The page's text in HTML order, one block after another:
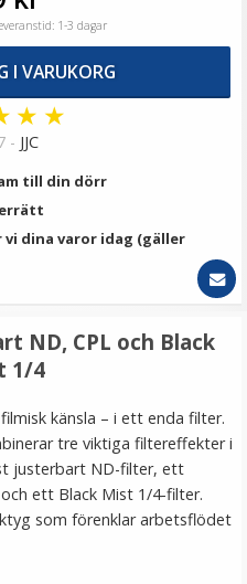
för Olympus ersätter EP-
★★
1-3 dagar
I VARUKORG
★ ★
- JJC
till din dörr
vi dina varor idag (gäller
ND, CPL och Black
1/4
känsla – i ett enda filter.
tre viktiga filtereffekter i
justerbart ND-filter, ett
ett Black Mist 1/4-filter.
som förenklar arbetsflödet